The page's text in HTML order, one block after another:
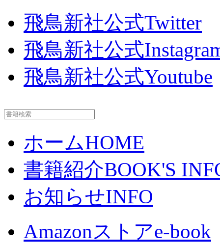
飛鳥新社公式Twitter
飛鳥新社公式
飛鳥新社公式Youtube
ホームHOME
書籍紹介BOOK'S
お知らせINFO
Amazonストアe-book